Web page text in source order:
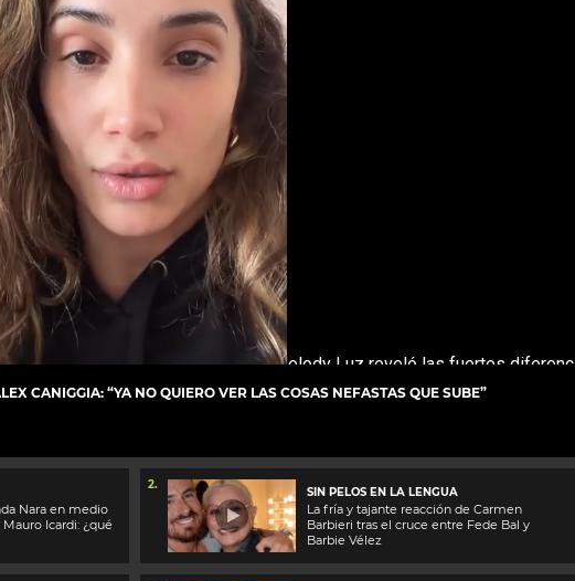
PARA UN CAMBIO
TV
PERIODISMO PURO
REPERFILAR
CANIGGIA: “YA NO QUIERO VER LAS COSAS NEFASTAS QUE SUBE”
Nara en medio
Icardi: ¿qué
2.
SIN PELOS EN LA LENGUA
La fría y tajante reacción de Carmen
Barbieri tras el cruce entre Fede Bal y
Barbie Vélez